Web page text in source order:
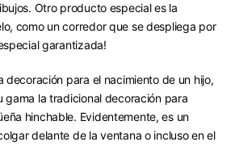
Otro producto especial es la
como un corredor que se despliega por
garantizada!
decoración para el nacimiento de un hijo,
gama la tradicional decoración para
hinchable. Evidentemente, es un
delante de la ventana o incluso en el